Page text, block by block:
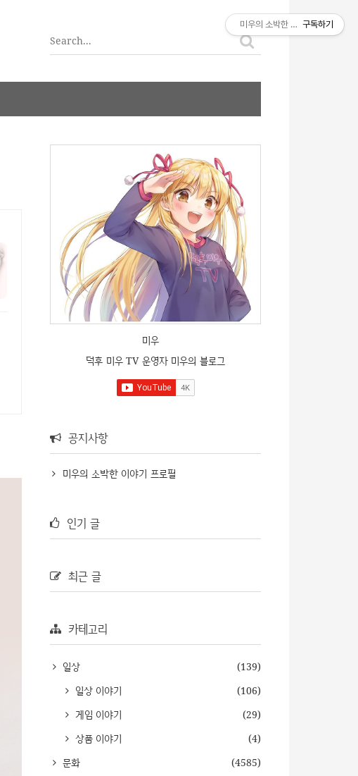
미우
덕후 미우 TV 운영자 미우의 블로그
공지사항
미우의 소박한 이야기 프로필
인기 글
최근 글
카테고리
일상
(139)
일상 이야기
(106)
게임 이야기
(29)
상품 이야기
(4)
문화
(4585)
미우의 소박한 이야기구독하기